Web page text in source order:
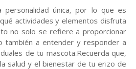
personalidad única, por lo que es
actividades y elementos disfruta
no solo se refiere a proporcionar
también a entender y responder a
de tu mascota.Recuerda que,
salud y el bienestar de tu erizo de